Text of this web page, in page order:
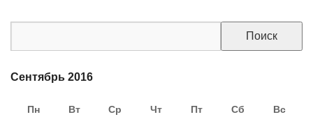
Сентябрь 2016
Пн Вт Ср Чт Пт Сб Вс